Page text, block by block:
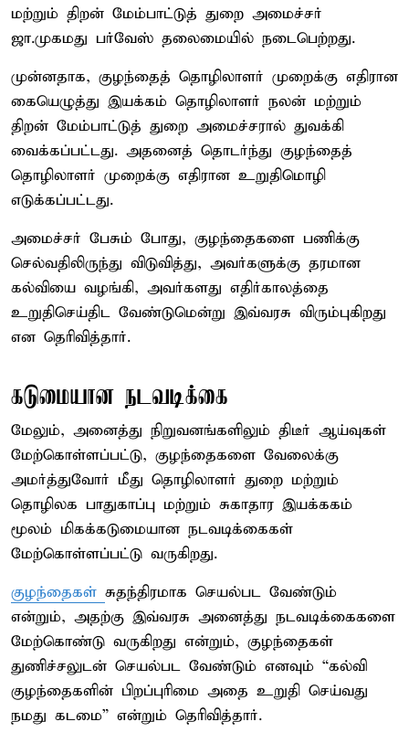
மற்றும் திறன் மேம்பாட்டுத் துறை அமைச்சர்
ஜா.முகமது பர்வேஸ் தலைமையில் நடைபெற்றது.
முன்னதாக, குழந்தைத் தொழிலாளர் முறைக்கு எதிரான
கையெழுத்து இயக்கம் தொழிலாளர் நலன் மற்றும்
திறன் மேம்பாட்டுத் துறை அமைச்சரால் துவக்கி
வைக்கப்பட்டது. அதனைத் தொடர்ந்து குழந்தைத்
தொழிலாளர் முறைக்கு எதிரான உறுதிமொழி
எடுக்கப்பட்டது.
அமைச்சர் பேசும் போது, குழந்தைகளை பணிக்கு
செல்வதிலிருந்து விடுவித்து, அவர்களுக்கு தரமான
கல்வியை வழங்கி, அவர்களது எதிர்காலத்தை
உறுதிசெய்திட வேண்டுமென்று இவ்வரசு விரும்புகிறது
என தெரிவித்தார்.
கடுமையான நடவடிக்கை
மேலும், அனைத்து நிறுவனங்களிலும் திடீர் ஆய்வுகள்
மேற்கொள்ளப்பட்டு, குழந்தைகளை வேலைக்கு
அமர்த்துவோர் மீது தொழிலாளர் துறை மற்றும்
தொழிலக பாதுகாப்பு மற்றும் சுகாதார இயக்ககம்
மூலம் மிகக்கடுமையான நடவடிக்கைகள்
மேற்கொள்ளப்பட்டு வருகிறது.
குழந்தைகள் சுதந்திரமாக செயல்பட வேண்டும்
என்றும், அதற்கு இவ்வரசு அனைத்து நடவடிக்கைகளை
மேற்கொண்டு வருகிறது என்றும், குழந்தைகள்
துணிச்சலுடன் செயல்பட வேண்டும் எனவும் “கல்வி
குழந்தைகளின் பிறப்புரிமை அதை உறுதி செய்வது
நமது கடமை” என்றும் தெரிவித்தார்.